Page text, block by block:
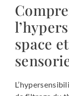
space